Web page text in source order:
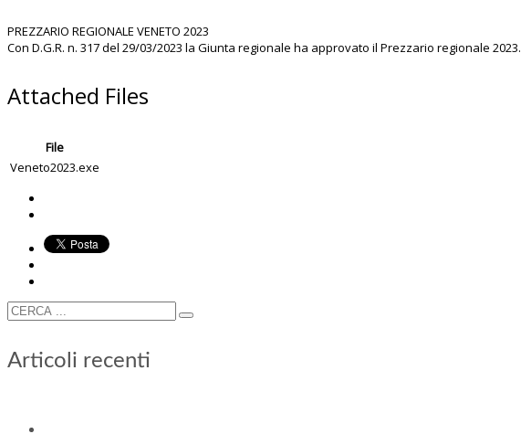
PREZZARIO REGIONALE VENETO 2023
Con D.G.R. n. 317 del 29/03/2023 la Giunta regionale ha approvato il Prezzario regionale 2023.
Attached Files
File
Veneto2023.exe
Articoli recenti